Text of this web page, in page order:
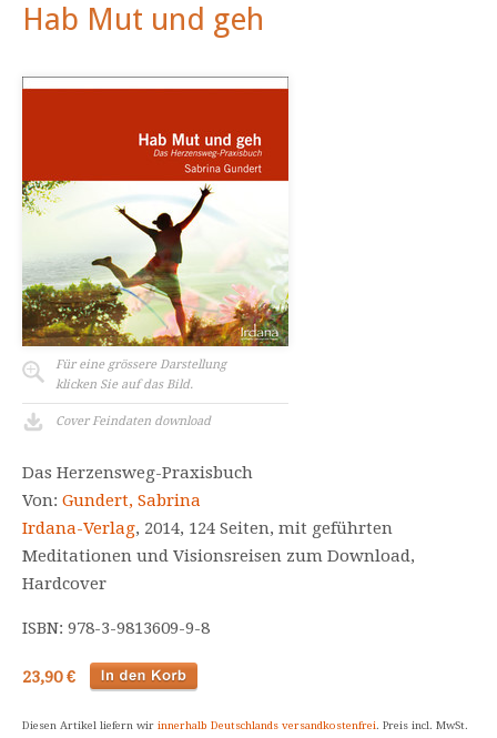
Hab Mut und geh
Für eine grössere Darstellung
klicken Sie auf das Bild.
Cover Feindaten download
Das Herzensweg-Praxisbuch
Von: Gundert, Sabrina
Irdana-Verlag, 2014, 124 Seiten, mit geführten
Meditationen und Visionsreisen zum Download,
Hardcover
ISBN: 978-3-9813609-9-8
23,90 €
Diesen Artikel liefern wir innerhalb Deutschlands versandkostenfrei. Preis incl. MwSt.